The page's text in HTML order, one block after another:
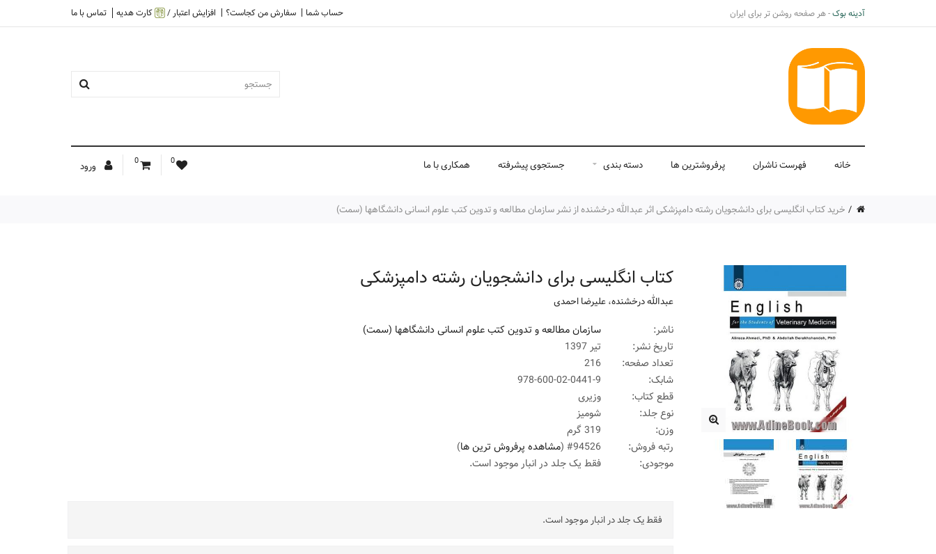
آدینه بوک- هر صفحه روشن تر برای ایران حساب شما سفارش من کجاست؟ افزایش اعتبار / کارت هدیه تماس با ما
0
0 ورود خانه فهرست ناشران پرفروشترین ها دسته بندی جستجوی پیشرفته همکاری با ما
خرید کتاب انگلیسی برای دانشجویان رشته دامپزشکی اثر عبدالله درخشنده از نشر سازمان مطالعه و تدوین کتب علوم انسانی دانشگاهها (سمت)
کتاب انگلیسی برای دانشجویان رشته دامپزشکی
عبدالله درخشنده،علیرضا احمدی
ناشر:
سازمان مطالعه و تدوین کتب علوم انسانی دانشگاهها (سمت)
تاریخ نشر:
تیر 1397
تعداد صفحه:
216
شابک:
978-600-02-0441-9
قطع کتاب:
وزیری
نوع جلد:
شومیز
وزن:
رتبه فروش:
#94526 ( مشاهده پرفروش ترین ها)
موجودی:
فقط یک جلد در انبار موجود است.
فقط یک جلد در انبار موجود است.